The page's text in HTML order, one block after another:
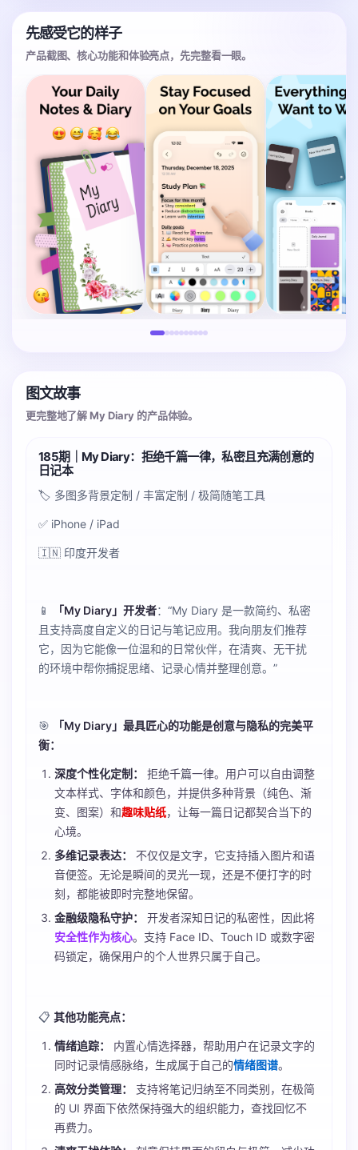
先感受它的样子
产品截图、核心功能和体验亮点，先完整看一眼。
图文故事
更完整地了解 My Diary 的产品体验。
185期｜My Diary：拒绝千篇一律，私密且充满创意的
日记本
🏷️ 多图多背景定制 / 丰富定制 / 极简随笔工具
✅ iPhone / iPad
🇮🇳 印度开发者
📱 「My Diary」开发者：“My Diary 是一款简约、私密
且支持高度自定义的日记与笔记应用。我向朋友们推荐
它，因为它能像一位温和的日常伙伴，在清爽、无干扰
的环境中帮你捕捉思绪、记录心情并整理创意。”
🎯
「My Diary」最具匠心的功能是创意与隐私的完美平
衡：
深度个性化定制：
拒绝千篇一律。用户可以自由调整
文本样式、字体和颜色，并提供多种背景（纯色、渐
变、图案）和趣味贴纸，让每一篇日记都契合当下的
心境。
多维记录表达：
不仅仅是文字，它支持插入图片和语
音便签。无论是瞬间的灵光一现，还是不便打字的时
刻，都能被即时完整地保留。
金融级隐私守护：
开发者深知日记的私密性，因此将
安全性作为核心。支持 Face ID、Touch ID 或数字密
码锁定，确保用户的个人世界只属于自己。
📋 其他功能亮点：
情绪追踪：
内置心情选择器，帮助用户在记录文字的
同时记录情感脉络，生成属于自己的情绪图谱。
高效分类管理：
支持将笔记归纳至不同类别，在极简
的 UI 界面下依然保持强大的组织能力，查找回忆不
再费力。